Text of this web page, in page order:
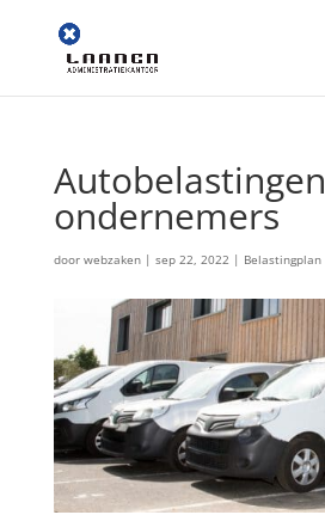
Autobelastingen
ondernemers
door webzaken| sep 22, 2022 | Belastingplan